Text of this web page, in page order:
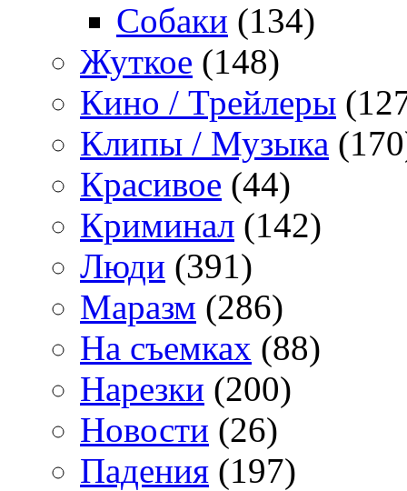
Собаки (134)
Жуткое (148)
Кино / Трейлеры
Клипы / Музыка
Красивое (44)
Криминал (142)
Люди (391)
Маразм (286)
На съемках (88)
Нарезки (200)
Новости (26)
Падения (197)